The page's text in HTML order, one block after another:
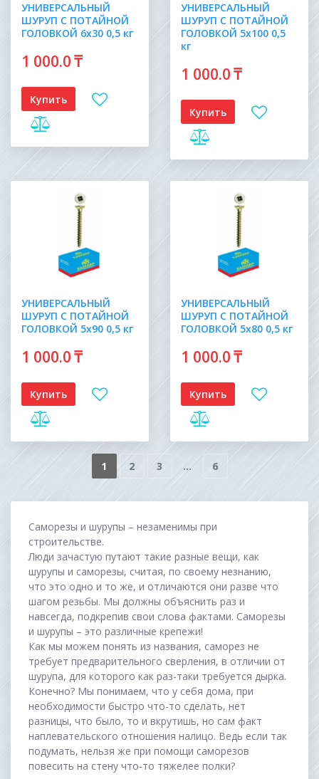
УНИВЕРСАЛЬНЫЙ
ШУРУП С ПОТАЙНОЙ
ГОЛОВКОЙ 6х30 0,5 кг
1 000.0₸
Купить
УНИВЕРСАЛЬНЫЙ
ШУРУП С ПОТАЙНОЙ
ГОЛОВКОЙ 5х100 0,5
кг
1 000.0₸
Купить
УНИВЕРСАЛЬНЫЙ
ШУРУП С ПОТАЙНОЙ
ГОЛОВКОЙ 5х90 0,5 кг
1 000.0₸
Купить
УНИВЕРСАЛЬНЫЙ
ШУРУП С ПОТАЙНОЙ
ГОЛОВКОЙ 5х80 0,5 кг
1 000.0₸
Купить
1 2 3 ... 6
Саморезы и шурупы – незаменимы при
строительстве.
Люди зачастую путают такие разные вещи, как
шурупы и саморезы, считая, по своему незнанию,
что это одно и то же, и отличаются они разве что
шагом резьбы. Мы должны объяснить раз и
навсегда, подкрепив свои слова фактами. Саморезы
и шурупы – это различные крепежи!
Как мы можем понять из названия, саморез не
требует предварительного сверления, в отличии от
шурупа, для которого как раз-таки требуется дырка.
Конечно? Мы понимаем, что у себя дома, при
необходимости быстро что-то сделать, нет
разницы, что было, то и вкрутишь, но сам факт
наплевательского отношения налицо. Ведь если так
подумать, нельзя же при помощи саморезов
повесить на стену что-то тяжелее полки?